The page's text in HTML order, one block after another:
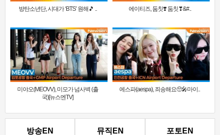
방탄소년단, 시대가 ‘BTS’ 원해🎵 .. 에이티즈, 둠칫❣️ 둠칫❣&#..
미야오(MEOVV), 미모가 넘사벽 (출
국)[뉴스엔TV]
에스파(aespa), 죄송해요🥺🎤마이..
방송EN 뮤직EN 포토EN